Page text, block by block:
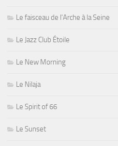
Le faisceau de l'Arche à la Seine
Le Jazz Club Étoile
Le New Morning
Le Nilaja
Le Spirit of 66
Le Sunset